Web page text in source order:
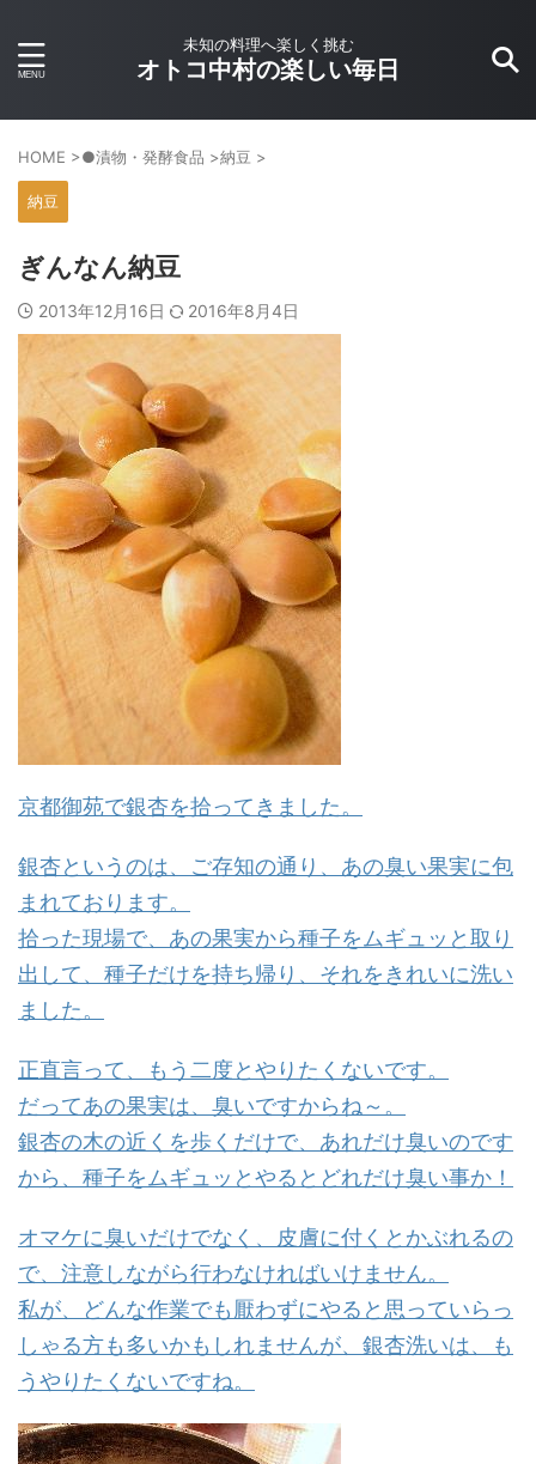
未知の料理へ楽しく挑む
オトコ中村の楽しい毎日
HOME >●漬物・発酵食品 >納豆 >
納豆
ぎんなん納豆
2013年12月16日 2016年8月4日
京都御苑で銀杏を拾ってきました。
銀杏というのは、ご存知の通り、あの臭い果実に包
まれております。
拾った現場で、あの果実から種子をムギュッと取り
出して、種子だけを持ち帰り、それをきれいに洗い
ました。
正直言って、もう二度とやりたくないです。
だってあの果実は、臭いですからね～。
銀杏の木の近くを歩くだけで、あれだけ臭いのです
から、種子をムギュッとやるとどれだけ臭い事か！
オマケに臭いだけでなく、皮膚に付くとかぶれるの
で、注意しながら行わなければいけません。
私が、どんな作業でも厭わずにやると思っていらっ
しゃる方も多いかもしれませんが、銀杏洗いは、も
うやりたくないですね。